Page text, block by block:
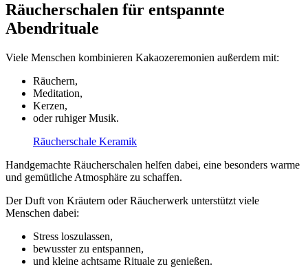
Räucherschalen für entspannte
Abendrituale
Viele Menschen kombinieren Kakaozeremonien außerdem mit:
Räuchern,
Meditation,
Kerzen,
oder ruhiger Musik.
Räucherschale Keramik
Handgemachte Räucherschalen helfen dabei, eine besonders warme
und gemütliche Atmosphäre zu schaffen.
Der Duft von Kräutern oder Räucherwerk unterstützt viele
Menschen dabei:
Stress loszulassen,
bewusster zu entspannen,
und kleine achtsame Rituale zu genießen.